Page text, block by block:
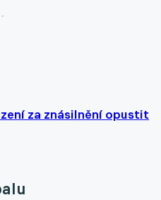
za znásilnění opustit